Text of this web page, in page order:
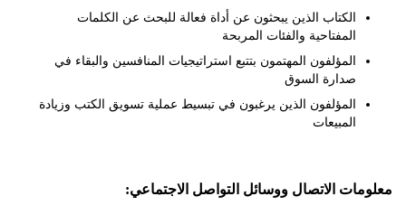
الكتاب الذين يبحثون عن أداة فعالة للبحث عن الكلمات
المفتاحية والفئات المربحة
المؤلفون المهتمون بتتبع استراتيجيات المنافسين والبقاء في
صدارة السوق
المؤلفون الذين يرغبون في تبسيط عملية تسويق الكتب وزيادة
الاتصال ووسائل التواصل الاجتماعي: